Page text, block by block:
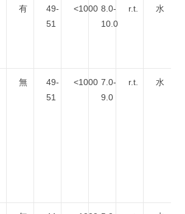
有
49-
51
<1000 8.0-
10.0
r.t. 水
無
49-
51
<1000 7.0-
9.0
r.t. 水